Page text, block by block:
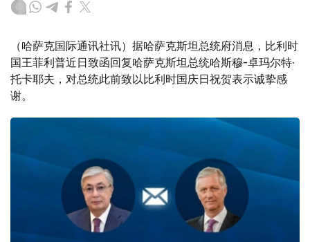
（哈萨克国际通讯社讯）据哈萨克斯坦总统府消息，比利时
国王菲利普近日致函回复哈萨克斯坦总统哈斯穆-卓玛尔特·
托卡耶夫，对总统此前致以比利时国庆日祝贺表示诚挚感
谢。